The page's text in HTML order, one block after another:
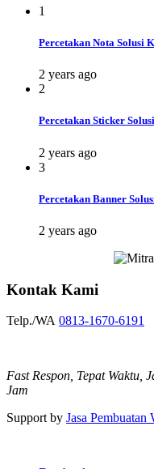
1
Percetakan Nota Solusi
2 years ago
2
Percetakan Sticker
2 years ago
3
Percetakan Banner
2 years ago
Kontak Kami
Telp./WA 0813-1670-6191
Fast Respon, Tepat Waktu,
Jam
Support by Jasa Pembuatan